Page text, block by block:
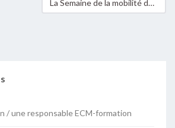
La Semaine de la mobilité dans la commune de Niederanven
/ une responsable ECM-formation